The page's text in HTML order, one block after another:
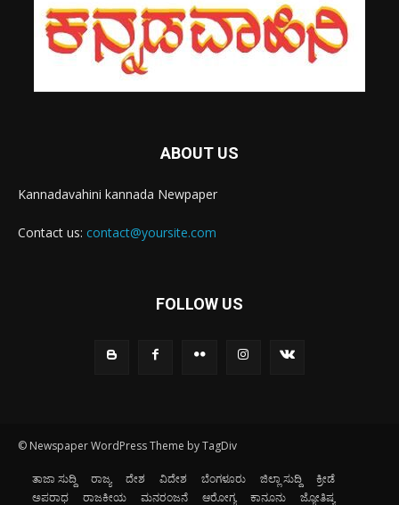
ABOUT US
Kannadavahini kannada Newpaper
Contact us: contact@yoursite.com
FOLLOW US
© Newspaper WordPress Theme by TagDiv
ತಾಜಾ ಸುದ್ದಿ ರಾಜ್ಯ ದೇಶ ವಿದೇಶ ಬೆಂಗಳೂರು ಜಿಲ್ಲಾ ಸುದ್ದಿ
ಕ್ರೀಡೆ
ಅಪರಾಧ
ರಾಜಕೀಯ ಮನರಂಜನೆ ಆರೋಗ್ಯ ಕಾನೂನು ಜ್ಯೋತಿಷ್ಯ